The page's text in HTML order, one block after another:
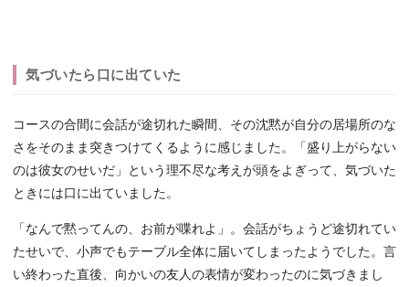
気づいたら口に出ていた
コースの合間に会話が途切れた瞬間、その沈黙が自分の居場所のな
さをそのまま突きつけてくるように感じました。「盛り上がらない
のは彼女のせいだ」という理不尽な考えが頭をよぎって、気づいた
ときには口に出ていました。
「なんで黙ってんの、お前が喋れよ」。会話がちょうど途切れてい
たせいで、小声でもテーブル全体に届いてしまったようでした。言
い終わった直後、向かいの友人の表情が変わったのに気づきまし